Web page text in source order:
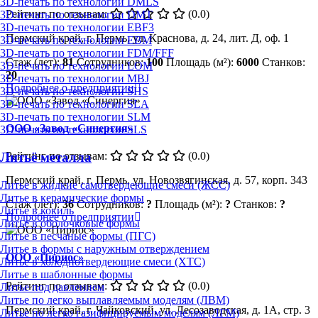
3D-печать по технологии DMT
3D-печать по технологии EBF3
3D-печать по технологии EBM
3D-печать по технологии FDM/FFF
3D-печать по технологии LOM
3D-печать по технологии MBJ
3D-печать по технологии SHS
3D-печать по технологии SLA
3D-печать по технологии SLM
3D-печать по технологии SLS
Литьё металла
Литье в жидкие самотвердеющие смеси (ЖСС)
Литье в керамические формы
Литье в кокиль
Литье в оболочковые формы
Литье в песчаные формы (ПГС)
Литье в формы с наружным отверждением
Литье в холоднотвердеющие смеси (ХТС)
Литье в шаблонные формы
Литье под давлением
Литье по легко выплавляемым моделям (ЛВМ)
Литье по легко газифицируемым моделям (ЛГМ)
Рейтинг по отзывам:
(0.0)
Пермский край, г. Пермь, ул. Краснова, д. 24, лит. Д, оф. 1
Стаж (лет):81 Сотрудников:100 Площадь (м²): 6000 Станков:
20
Подробнее о предприятии
ООО «Завод «Синергия»
Рейтинг по отзывам:
(0.0)
Пермский край, г. Пермь, ул. Новозвягинская, д. 57, корп. 343
Стаж (лет):36 Сотрудников: ? Площадь (м²): ? Станков: ?
Подробнее о предприятии
ООО «Пириос»
Рейтинг по отзывам:
(0.0)
Пермский край, г. Чайковский, ул. Лесозаводская, д. 1А, стр. 3